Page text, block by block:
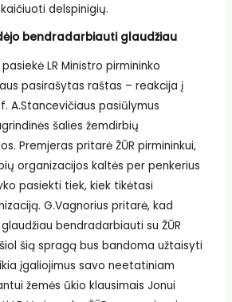
delspinigių.
bendradarbiauti glaudžiau
pasiekė LR Ministro pirmininko
pasirašytas raštas – reakcija į
A.Stancevičiaus pasiūlymus
šalies žemdirbių
Premjeras pritarė ŽŪR pirmininkui,
organizacijos kaltės per penkerius
pasiekti tiek, kiek tikėtasi
G.Vagnorius pritarė, kad
bendradarbiauti su ŽŪR
šią spragą bus bandoma užtaisyti
įgaliojimus savo neetatiniam
žemės ūkio klausimais Jonui